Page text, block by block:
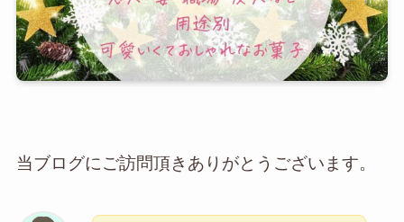
当ブログにご訪問頂きありがとうございます。